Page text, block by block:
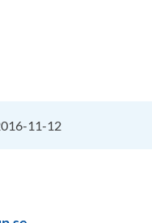
11-12